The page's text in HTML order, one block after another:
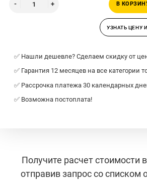
В
УЗНАТЬ ЦЕНУ
✅ Нашли дешевле? Сделаем скидку от
✅ Гарантия 12 месяцев на все категории
✅ Рассрочка платежа 30 календарных
✅ Возможна постоплата!
Получите расчет стоимости
отправив запрос со списком